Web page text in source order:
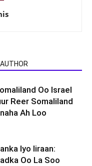
Oo Israel
Reer Somaliland
Ah Loo
Iyo Iiraan:
Oo La Soo